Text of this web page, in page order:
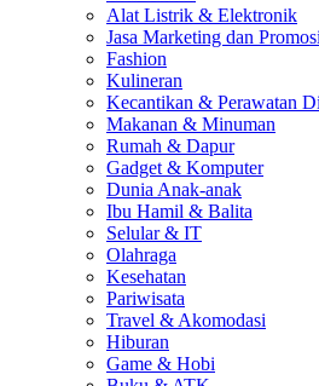
Alat Listrik & Elektronik
Jasa Marketing dan Promosi
Fashion
Kulineran
Kecantikan & Perawatan
Makanan & Minuman
Rumah & Dapur
Gadget & Komputer
Dunia Anak-anak
Ibu Hamil & Balita
Selular & IT
Olahraga
Kesehatan
Pariwisata
Travel & Akomodasi
Hiburan
Game & Hobi